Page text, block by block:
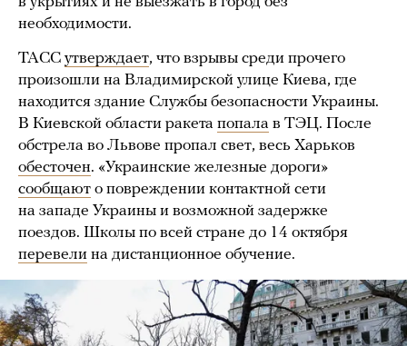
необходимости.
ТАСС утверждает, что взрывы среди прочего
произошли на Владимирской улице Киева, где
находится здание Службы безопасности Украины.
В Киевской области ракета попала в ТЭЦ. После
обстрела во Львове пропал свет, весь Харьков
обесточен. «Украинские железные дороги»
сообщают о повреждении контактной сети
на западе Украины и возможной задержке
поездов. Школы по всей стране до 14 октября
перевели на дистанционное обучение.